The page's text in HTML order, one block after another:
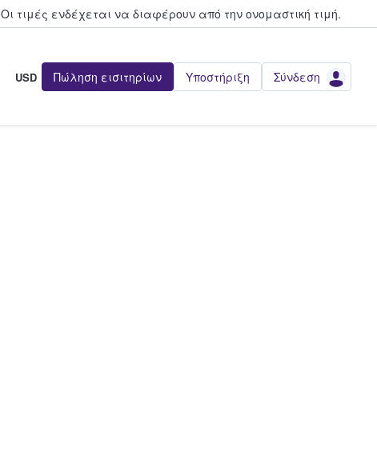
Οι τιμές ενδέχεται να διαφέρουν από την oνομαστική τιμή.
USD Πώληση εισιτηρίων Υποστήριξη Σύνδεση